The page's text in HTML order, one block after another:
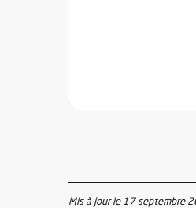
Mis à jour le 17 septembre